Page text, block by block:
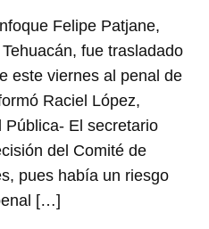
Felipe Patjane,
fue trasladado
este viernes al penal de
Raciel López,
Pública- El secretario
del Comité de
pues había un riesgo
[…]